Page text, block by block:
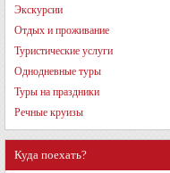
Экскурсии
Отдых и проживание
Туристические услуги
Однодневные туры
Туры на праздники
Речные круизы
Куда поехать?